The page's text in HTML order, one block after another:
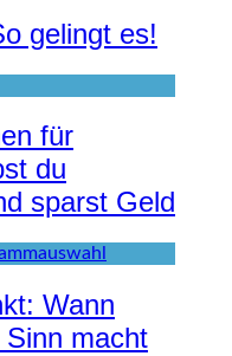
gelingt es!
für
du
sparst Geld
Wann
macht